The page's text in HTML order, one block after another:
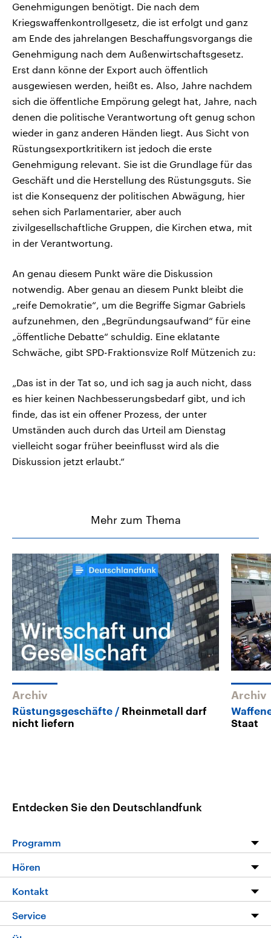
Genehmigungen benötigt. Die nach dem
Kriegswaffenkontrollgesetz, die ist erfolgt und ganz
am Ende des jahrelangen Beschaffungsvorgangs die
Genehmigung nach dem Außenwirtschaftsgesetz.
Erst dann könne der Export auch öffentlich
ausgewiesen werden, heißt es. Also, Jahre nachdem
sich die öffentliche Empörung gelegt hat, Jahre, nach
denen die politische Verantwortung oft genug schon
wieder in ganz anderen Händen liegt. Aus Sicht von
Rüstungsexportkritikern ist jedoch die erste
Genehmigung relevant. Sie ist die Grundlage für das
Geschäft und die Herstellung des Rüstungsguts. Sie
ist die Konsequenz der politischen Abwägung, hier
sehen sich Parlamentarier, aber auch
zivilgesellschaftliche Gruppen, die Kirchen etwa, mit
in der Verantwortung.
An genau diesem Punkt wäre die Diskussion
notwendig. Aber genau an diesem Punkt bleibt die
„reife Demokratie“, um die Begriffe Sigmar Gabriels
aufzunehmen, den „Begründungsaufwand“ für eine
„öffentliche Debatte“ schuldig. Eine eklatante
Schwäche, gibt SPD-Fraktionsvize Rolf Mützenich zu:
„Das ist in der Tat so, und ich sag ja auch nicht, dass
es hier keinen Nachbesserungsbedarf gibt, und ich
finde, das ist ein offener Prozess, der unter
Umständen auch durch das Urteil am Dienstag
vielleicht sogar früher beeinflusst wird als die
Diskussion jetzt erlaubt.“
Mehr zum Thema
Archiv
Rüstungsgeschäfte
Rheinmetall darf
nicht liefern
Archiv
Staat
Entdecken Sie den Deutschlandfunk
Programm
Programm
Die Nachrichten
Nachrichtenleicht
Hören
Livestream
Podcasts
Kontakt
Hörerservice
Service